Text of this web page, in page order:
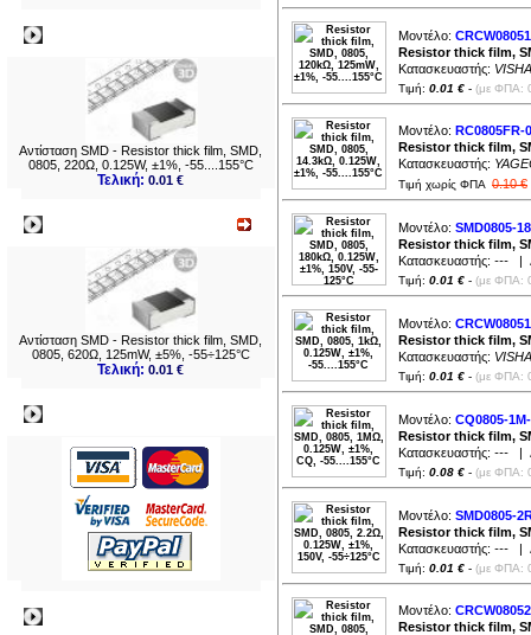
Αντίσταση SMD - Resistor thick film, SMD,
0805, 220Ω, 0.125W, ±1%, -55....155°C
Τελική:0.01 €
Αντίσταση SMD - Resistor thick film, SMD,
0805, 620Ω, 125mW, ±5%, -55÷125°C
Τελική:0.01 €
Μοντέλο:
Resistor thick film,
Κατασκευαστής:
Τιμή: 0.01 € - (με ΦΠΑ:
Μοντέλο: RC0805FR-
Resistor thick film,
Κατασκευαστής:
Τιμή χωρίς ΦΠΑ 0.10 €
Μοντέλο: SMD0805-
Resistor thick film,
Κατασκευαστής: --- |
Τιμή: 0.01 € - (με ΦΠΑ:
Μοντέλο:
Resistor thick film,
Κατασκευαστής:
Τιμή: 0.01 € - (με ΦΠΑ:
Μοντέλο: CQ0805-
Resistor thick film,
Κατασκευαστής: --- |
Τιμή: 0.08 € - (με ΦΠΑ:
Μοντέλο: SMD0805-
Resistor thick film,
Κατασκευαστής: --- |
Τιμή: 0.01 € - (με ΦΠΑ:
Μοντέλο:
Resistor thick film,